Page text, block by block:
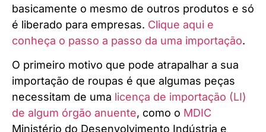
basicamente o mesmo de outros produtos e só
é liberado para empresas. Clique aqui e
conheça o passo a passo da uma importação.
O primeiro motivo que pode atrapalhar a sua
importação de roupas é que algumas peças
necessitam de uma licença de importação (LI)
de algum órgão anuente, como o MDIC
Ministério do Desenvolvimento Indústria e